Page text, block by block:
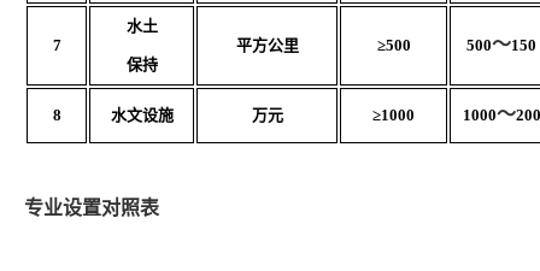
7
水土
保持
平方公里 ≥500 500～150
8 水文设施 万元 ≥1000 1000～200
专业设置对照表